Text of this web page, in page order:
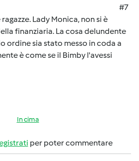
#7
Lady Monica, non si è
finanziaria. La cosa delundente
ordine sia stato messo in coda a
è come se il Bimby l'avessi
In cima
per poter commentare